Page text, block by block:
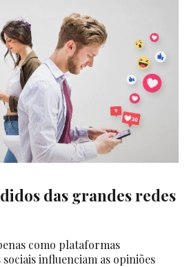
das grandes redes
como plataformas
influenciam as opiniões